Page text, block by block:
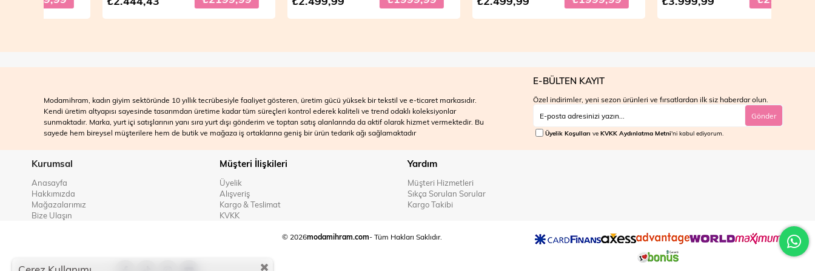
Modamihram, kadın giyim sektöründe 10 yıllık tecrübesiyle faaliyet gösteren, üretim gücü yüksek bir tekstil ve e-ticaret markasıdır.
Kendi üretim altyapısı sayesinde tasarımdan üretime kadar tüm süreçleri kontrol ederek kaliteli ve trend odaklı koleksiyonlar
sunmaktadır. Marka, yurt içi satışlarının yanı sıra yurt dışı gönderim ve toptan satış alanlarında da aktif olarak hizmet vermektedir. Bu
sayede hem bireysel müşterilere hem de butik ve mağaza iş ortaklarına geniş bir ürün tedarik ağı sağlamaktadır
E-BÜLTEN KAYIT
Özel indirimler, yeni sezon ürünleri ve fırsatlardan ilk siz haberdar olun.
Gönder
Üyelik Koşulları ve KVKK Aydınlatma Metni'ni kabul ediyorum.
Kurumsal
Anasayfa
Hakkımızda
Mağazalarımız
Bize Ulaşın
Müşteri İlişkileri
Üyelik
Alışveriş
Kargo & Teslimat
KVKK
Yardım
Müşteri Hizmetleri
Sıkça Sorulan Sorular
Kargo Takibi
© 2026modamihram.com- Tüm Hakları Saklıdır.